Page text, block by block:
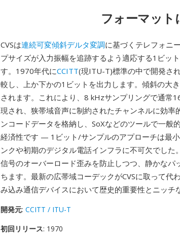
フォーマット
CVSは連続可変傾斜デルタ変調に基づくテレフォニ
プサイズが入力振幅を追跡するよう適応する1ビッ
す。1970年代にCCITT(現ITU-T)標準の中で開発さ
較し、上か下かの1ビットを出力します。傾斜の大
されます。これにより、8 kHzサンプリングで通常
現され、狭帯域音声に制約されたチャンネルに効率
ンコードデータを格納し、SoXなどのツールで一般
経済性です — 1ビット/サンプルのアプローチは最
ンクや初期のデジタル電話インフラに不可欠でし
信号のオーバーロード歪みを防止しつつ、静かな
ちます。最新の広帯域コーデックがCVSに取って代
み込み通信デバイスにおいて歴史的重要性とニッチ
開発元: CCITT / ITU-T
初回リリース: 1970